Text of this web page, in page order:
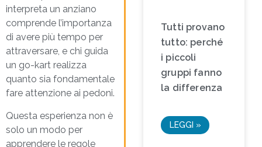
interpreta un anziano
comprende l’importanza
di avere più tempo per
attraversare, e chi guida
un go-kart realizza
quanto sia fondamentale
fare attenzione ai pedoni.
Questa esperienza non è
solo un modo per
apprendere le regole
Tutti provano
tutto: perché
i piccoli
gruppi fanno
la differenza
LEGGI »